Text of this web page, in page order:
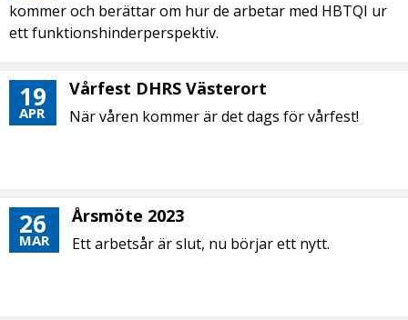
kommer och berättar om hur de arbetar med HBTQI ur
ett funktionshinderperspektiv.
19
APR
Vårfest DHRS Västerort
När våren kommer är det dags för vårfest!
26
MAR
Årsmöte 2023
Ett arbetsår är slut, nu börjar ett nytt.